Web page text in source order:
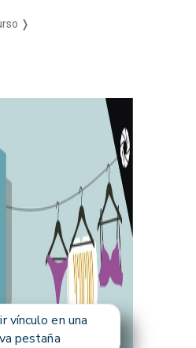
❭
vínculo en una
pestaña